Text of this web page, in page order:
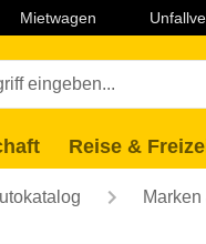
Mietwagen
Reise &